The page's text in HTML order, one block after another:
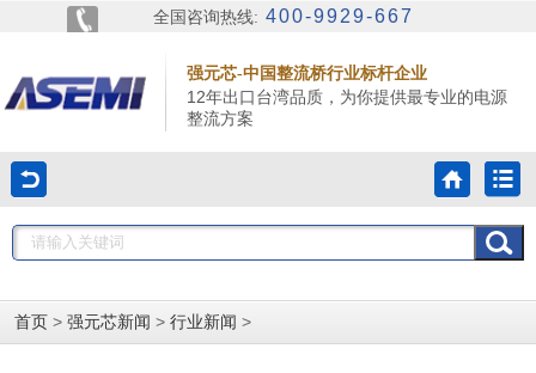
全国咨询热线: 400-9929-667
强元芯-中国整流桥行业标杆企业
12年出口台湾品质，为你提供最专业的电源
整流方案
首页 > 强元芯新闻 > 行业新闻 >